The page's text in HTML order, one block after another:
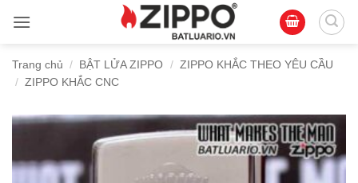
qua
dungTrang chủ / BẬT LỬA ZIPPO / ZIPPO KHẮC THEO YÊU CẦU
/ ZIPPO KHẮC CNC